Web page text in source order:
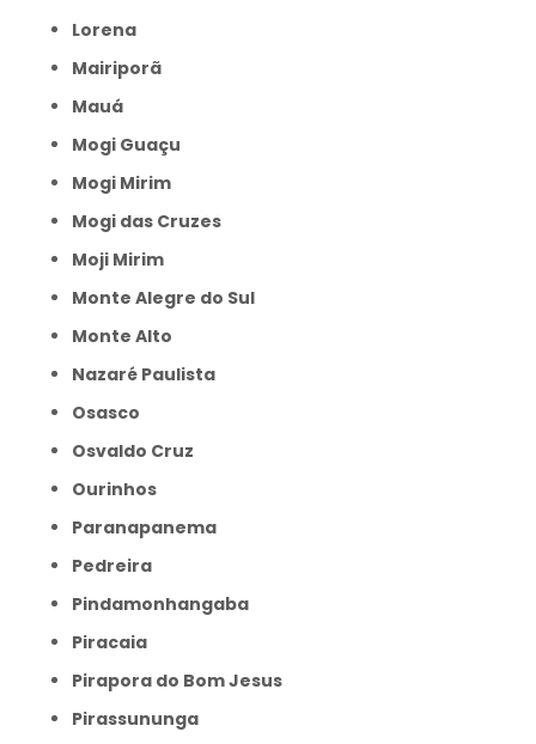
Lorena
Mairiporã
Mauá
Mogi Guaçu
Mogi Mirim
Mogi das Cruzes
Moji Mirim
Monte Alegre do Sul
Monte Alto
Nazaré Paulista
Osasco
Osvaldo Cruz
Ourinhos
Paranapanema
Pedreira
Pindamonhangaba
Piracaia
Pirapora do Bom Jesus
Pirassununga